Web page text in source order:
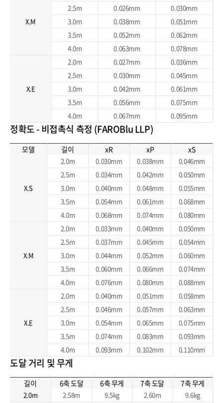
X.M
2.5m
0.026mm
0.030mm
3.0m
0.038mm
0.051mm
3.5m
0.052mm
0.062mm
4.0m
0.063mm 0.078mm
X.E
2.0m 0.027mm
0.036mm
2.5m
0.030mm
0.045mm
3.0m
0.042mm
0.061mm
3.5m
0.056mm
0.075mm
4.0m
0.067mm 0.095mm
정확도 - 비접촉식 측정 (FAROBlu LLP)
모델 길이 xR xP xS
X.S
2.0m 0.030mm 0.038mm
0.046mm
2.5m
0.034mm 0.042mm
0.050mm
3.0m
0.040mm 0.048mm
0.055mm
3.5m
0.054mm 0.061mm
0.068mm
4.0m
0.068mm 0.074mm 0.080mm
X.M
2.0m 0.033mm 0.040mm
0.050mm
2.5m
0.037mm 0.045mm
0.054mm
3.0m
0.044mm 0.052mm
0.060mm
3.5m
0.060mm 0.066mm
0.074mm
4.0m
0.076mm 0.080mm 0.088mm
X.E
2.0m 0.040mm 0.051mm
0.058mm
2.5m
0.046mm 0.057mm
0.063mm
3.0m
0.054mm 0.065mm
0.075mm
3.5m
0.074mm 0.083mm
0.093mm
4.0m
0.093mm 0.102mm 0.110mm
도달 거리 및 무게
길이 6축 도달 6축 무게 7축 도달 7축 무게
2.0m 2.58m 9.5kg 2.60m
9.6kg